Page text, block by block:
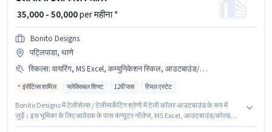
₹ 35,000 - 50,000per महीना *
Bonito Designs
पट्लिपाडा, थाणे
स्किल्स: वायरिंग, MS Excel, कम्युनिकेशन स्किल, आउटबाउंड/कोल्ड कॉलिंग, कंप्यूटर नॉलेज
इंसेंटिव्स शामिल फ्लेक्सिबल शिफ्ट 12वीं पास रियल एस्टेट
Bonito Designs में टेलीसेल्स / टेलीमार्केटिंग श्रेणी में टेली कॉलर आउटबाउंड के रूप में
जुड़ें। इस भूमिका के लिए आवेदक के पास कंप्यूटर नॉलेज, MS Excel, आउटबाउंड/कोल्ड